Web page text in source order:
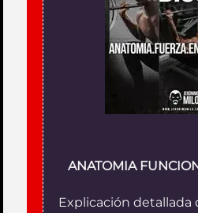
ANATOMIA
Explicación detallada